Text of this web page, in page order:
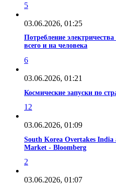
5
03.06.2026, 01:25
Потребление
всего и на человека
6
03.06.2026, 01:21
Космические запуски по
12
03.06.2026, 01:09
South Korea Overtakes India
Market - Bloomberg
2
03.06.2026, 01:07